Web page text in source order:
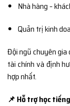
Nhà hàng –
Quản trị kinh
Đội ngũ chuyên gia
tài chính và định
hợp nhất.
📌 Hỗ trợ học